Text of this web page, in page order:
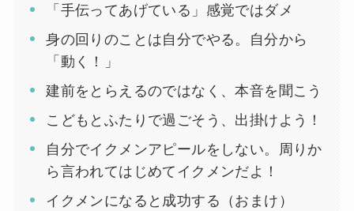
「手伝ってあげている」感覚ではダメ
身の回りのことは自分でやる。自分から
「動く！」
建前をとらえるのではなく、本音を聞こう
こどもとふたりで過ごそう、出掛けよう！
自分でイクメンアピールをしない。周りか
ら言われてはじめてイクメンだよ！
イクメンになると成功する（おまけ）